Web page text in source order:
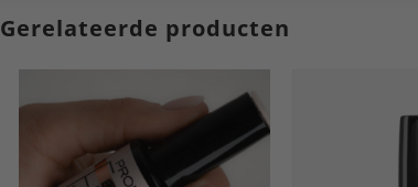
Gerelateerde producten